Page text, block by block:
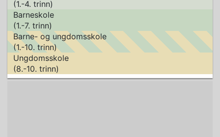
(1.-4. trinn)
Barneskole
(1.-7. trinn)
Barne- og ungdomsskole
(1.-10. trinn)
Ungdomsskole
(8.-10. trinn)